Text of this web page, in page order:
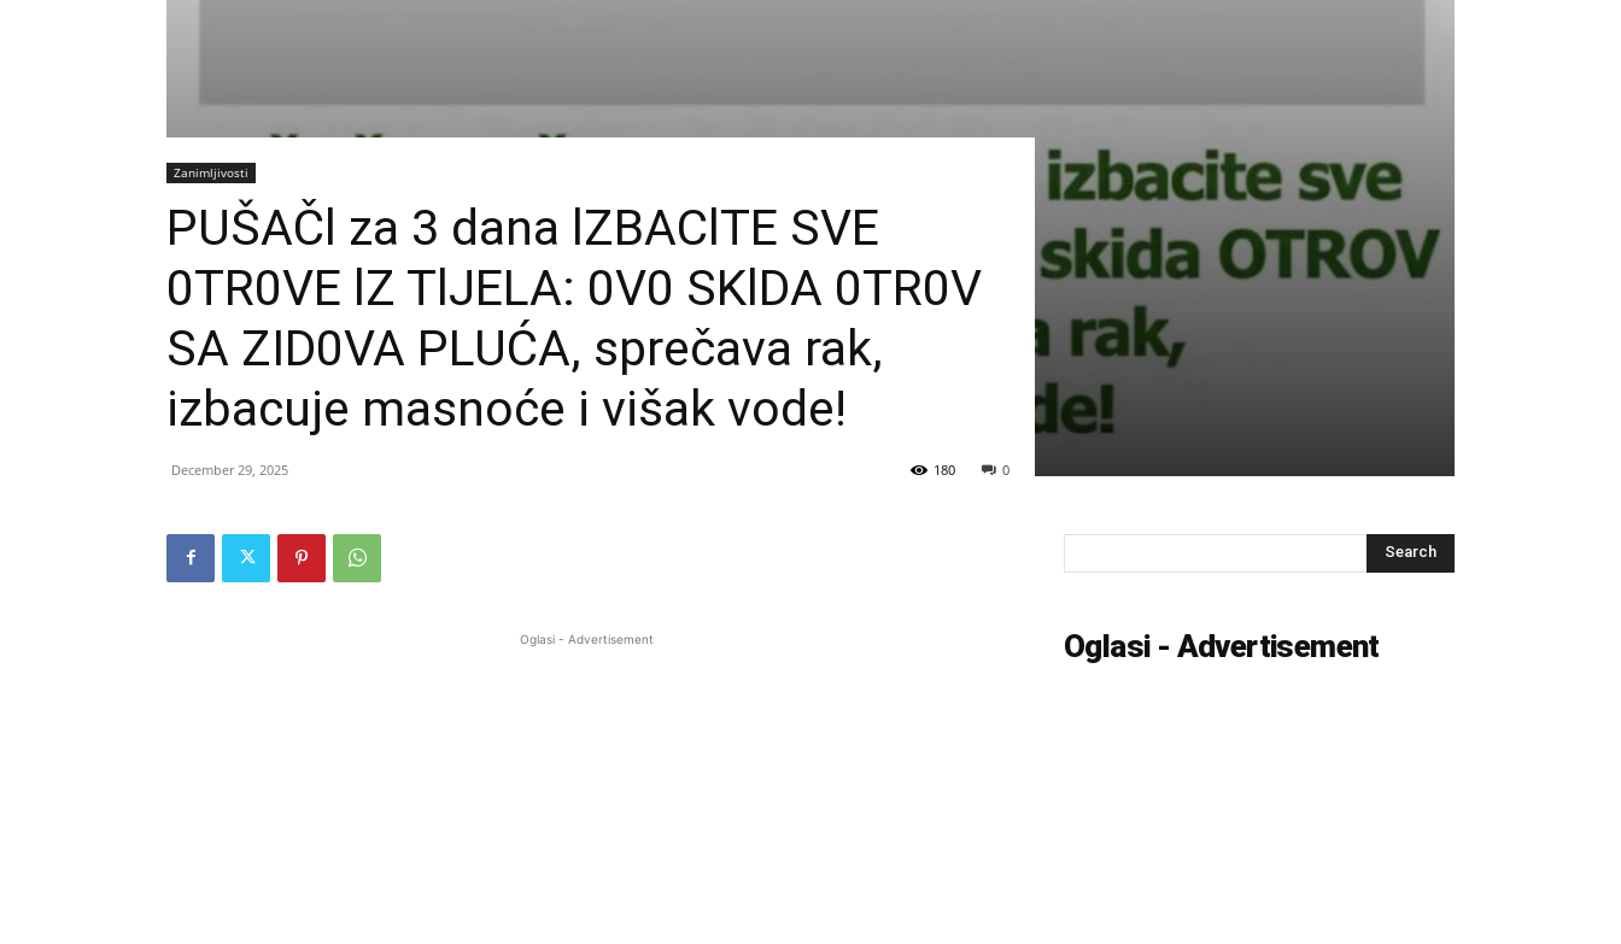
Zanimljivosti
PUŠAČl za 3 dana lZBAClTE SVE
0TR0VE lZ TlJELA: 0V0 SKlDA 0TR0V
SA ZID0VA PLUĆA, sprečava rak,
izbacuje masnoće i višak vode!
December 29, 2025 0
180
Oglasi - Advertisement Oglasi - Advertisement